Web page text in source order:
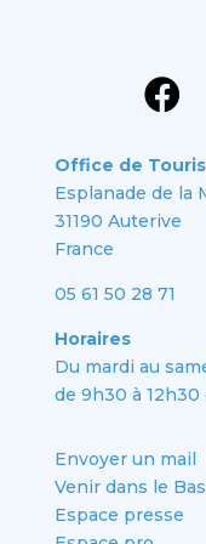

Office de
Esplanade de la
31190 Auterive
France
05 61 50 28 71
Horaires
Du mardi au
de 9h30 à 12h30
Envoyer un mail
Venir dans le
Espace presse